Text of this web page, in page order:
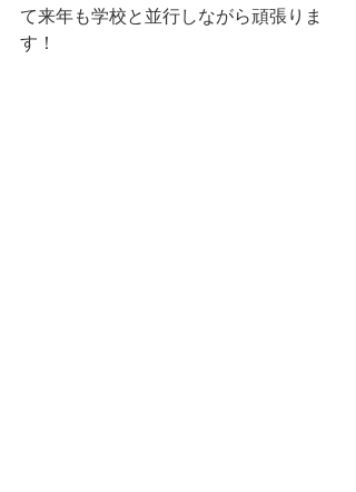
て来年も学校と並行しながら頑張りま
す！